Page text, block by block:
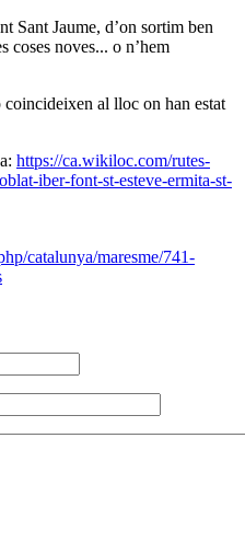
Sant Jaume, d’on sortim ben
coses noves... o n’hem
al lloc on han estat
https://ca.wikiloc.com/rutes-
iber-font-st-esteve-ermita-st-
catalunya/maresme/741-